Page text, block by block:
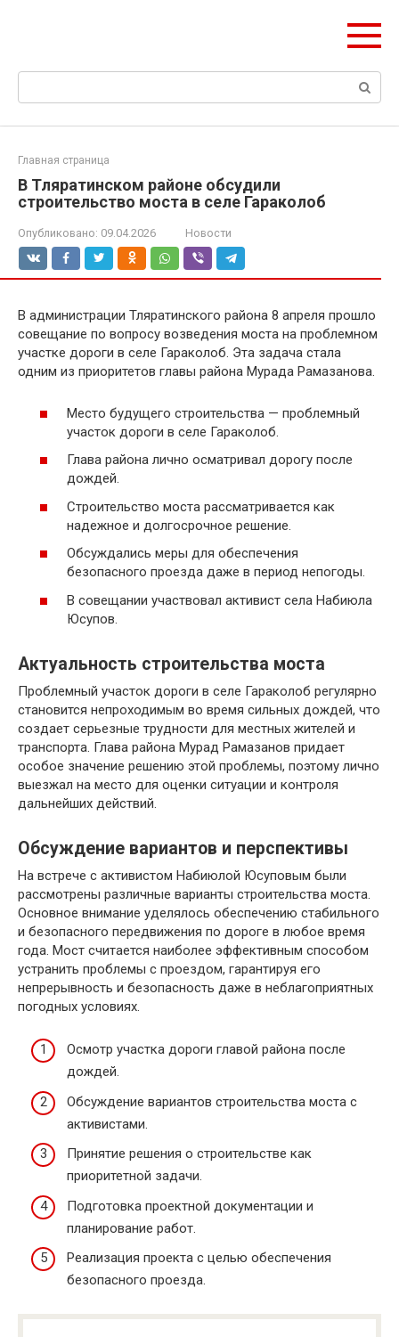
Поиск:
Главная страница
В Тляратинском районе обсудили
строительство моста в селе Гараколоб
Опубликовано: 09.04.2026 Новости
В администрации Тляратинского района 8 апреля прошло
совещание по вопросу возведения моста на проблемном
участке дороги в селе Гараколоб. Эта задача стала
одним из приоритетов главы района Мурада Рамазанова.
Место будущего строительства — проблемный
участок дороги в селе Гараколоб.
Глава района лично осматривал дорогу после
дождей.
Строительство моста рассматривается как
надежное и долгосрочное решение.
Обсуждались меры для обеспечения
безопасного проезда даже в период непогоды.
В совещании участвовал активист села Набиюла
Юсупов.
Актуальность строительства моста
Проблемный участок дороги в селе Гараколоб регулярно
становится непроходимым во время сильных дождей, что
создает серьезные трудности для местных жителей и
транспорта. Глава района Мурад Рамазанов придает
особое значение решению этой проблемы, поэтому лично
выезжал на место для оценки ситуации и контроля
дальнейших действий.
Обсуждение вариантов и перспективы
На встрече с активистом Набиюлой Юсуповым были
рассмотрены различные варианты строительства моста.
Основное внимание уделялось обеспечению стабильного
и безопасного передвижения по дороге в любое время
года. Мост считается наиболее эффективным способом
устранить проблемы с проездом, гарантируя его
непрерывность и безопасность даже в неблагоприятных
погодных условиях.
Осмотр участка дороги главой района после
дождей.
Обсуждение вариантов строительства моста с
активистами.
Принятие решения о строительстве как
приоритетной задачи.
Подготовка проектной документации и
планирование работ.
Реализация проекта с целью обеспечения
безопасного проезда.